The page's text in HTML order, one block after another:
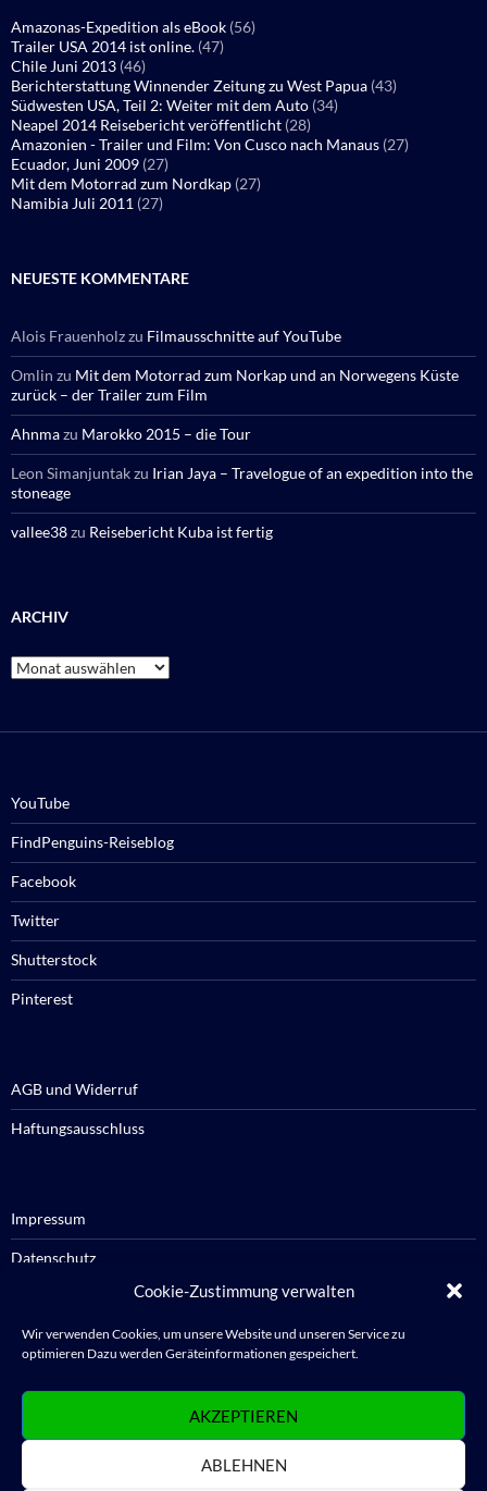
Cookie-Zustimmung verwalten
Wir verwenden Cookies, um unsere Website und unseren Service zu
optimieren Dazu werden Geräteinformationen gespeichert.
AKZEPTIEREN
ABLEHNEN
Amazonas-Expedition als eBook (56)
Trailer USA 2014 ist online. (47)
Chile Juni 2013 (46)
Berichterstattung Winnender Zeitung zu West Papua (43)
Südwesten USA, Teil 2: Weiter mit dem Auto (34)
Neapel 2014 Reisebericht veröffentlicht (28)
Amazonien - Trailer und Film: Von Cusco nach Manaus (27)
Ecuador, Juni 2009 (27)
Mit dem Motorrad zum Nordkap (27)
Namibia Juli 2011 (27)
NEUESTE KOMMENTARE
Alois Frauenholzzu Filmausschnitte auf YouTube
Omlin zu Mit dem Motorrad zum Norkap und an Norwegens Küste
zurück – der Trailer zum Film
Ahnmazu Marokko 2015 – die Tour
Leon Simanjuntakzu Irian Jaya – Travelogue of an expedition into the
stoneage
vallee38zu Reisebericht Kuba ist fertig
ARCHIV
Archiv
YouTube
FindPenguins-Reiseblog
Facebook
Twitter
Shutterstock
Pinterest
AGB und Widerruf
Haftungsausschluss
Impressum
Datenschutz
Cookie-Richtlinie / Cookie policy
Anmelden